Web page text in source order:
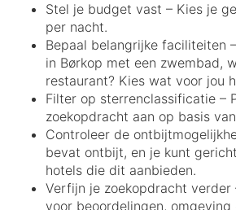
Stel je budget vast – Kies je
per nacht.
Bepaal belangrijke faciliteiten
in Børkop met een zwembad,
restaurant? Kies wat voor jou
Filter op sterrenclassificatie –
zoekopdracht aan op basis
Controleer de
bevat ontbijt, en je kunt
hotels die dit aanbieden.
Verfijn je zoekopdracht verder
voor beoordelingen, omgeving